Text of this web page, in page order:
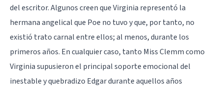
del escritor. Algunos creen que Virginia representó la
hermana angelical que Poe no tuvo y que, por tanto, no
existió trato carnal entre ellos; al menos, durante los
primeros años. En cualquier caso, tanto Miss Clemm como
Virginia supusieron el principal soporte emocional del
inestable y quebradizo Edgar durante aquellos años